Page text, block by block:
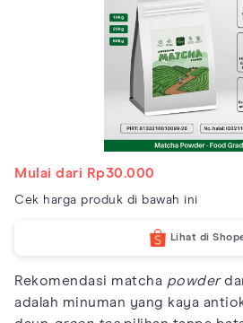
Mulai dari Rp30.000
Cek harga produk di bawah ini
Lihat di
Rekomendasi matcha powder
adalah minuman yang kaya